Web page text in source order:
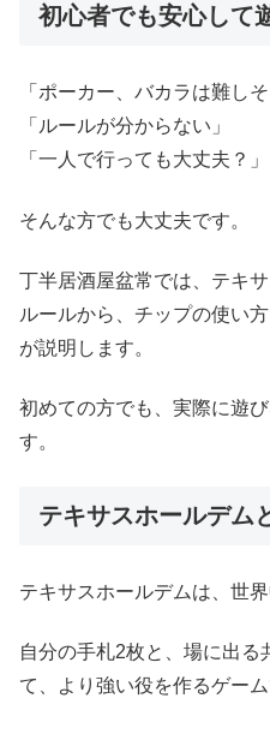
初心者でも安心して
「ポーカー、バカラは難しそ
「ルールが分からない」
「一人で行っても大丈夫？」
そんな方でも大丈夫です。
丁半居酒屋盆常では、テキ
ルールから、チップの使い
が説明します。
初めての方でも、実際に遊
す。
テキサスホールデム
テキサスホールデムは、世
自分の手札2枚と、場に出
て、より強い役を作るゲーム